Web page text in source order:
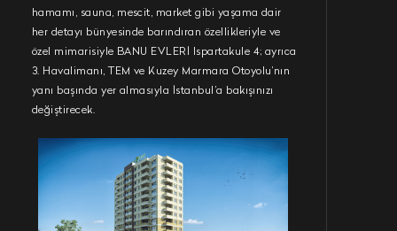
hamamı, sauna, mescit, market gibi yaşama dair
her detayı bünyesinde barındıran özellikleriyle ve
özel mimarisiyle BANU EVLERİ Ispartakule 4; ayrıca
3. Havalimanı, TEM ve Kuzey Marmara Otoyolu’nın
yanı başında yer almasıyla İstanbul’a bakışınızı
değiştirecek.